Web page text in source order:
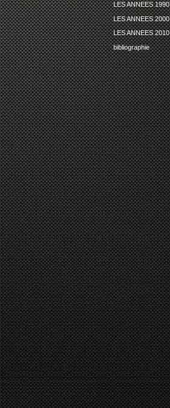
LES ANNEES 1990
LES ANNEES 2000
LES ANNEES 2010
bibliographie